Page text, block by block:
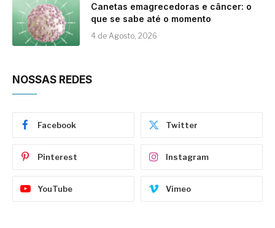
Canetas emagrecedoras e câncer: o
que se sabe até o momento
4 de Agosto, 2026
NOSSAS REDES
Facebook Twitter
Pinterest Instagram
YouTube Vimeo